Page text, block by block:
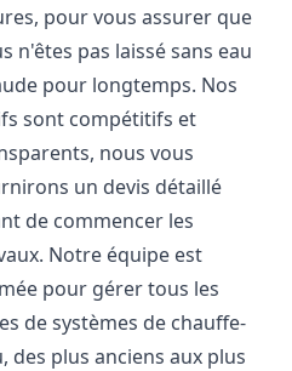
pour vous assurer que
n'êtes pas laissé sans eau
pour longtemps. Nos
sont compétitifs et
nous vous
un devis détaillé
de commencer les
Notre équipe est
pour gérer tous les
de systèmes de chauffe-
des plus anciens aux plus